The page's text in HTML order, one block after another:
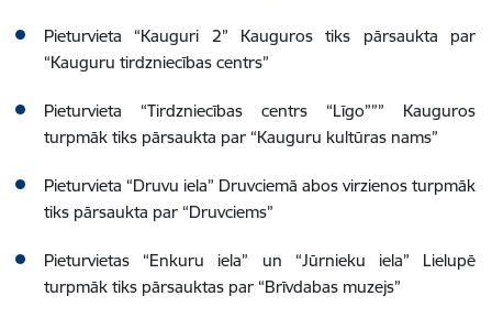
Pieturvieta “Kauguri 2” Kauguros tiks pārsaukta par
“Kauguru tirdzniecības centrs”
Pieturvieta “Tirdzniecības centrs “Līgo””” Kauguros
turpmāk tiks pārsaukta par “Kauguru kultūras nams”
Pieturvieta “Druvu iela” Druvciemā abos virzienos turpmāk
tiks pārsaukta par “Druvciems”
Pieturvietas “Enkuru iela” un “Jūrnieku iela” Lielupē
turpmāk tiks pārsauktas par “Brīvdabas muzejs”